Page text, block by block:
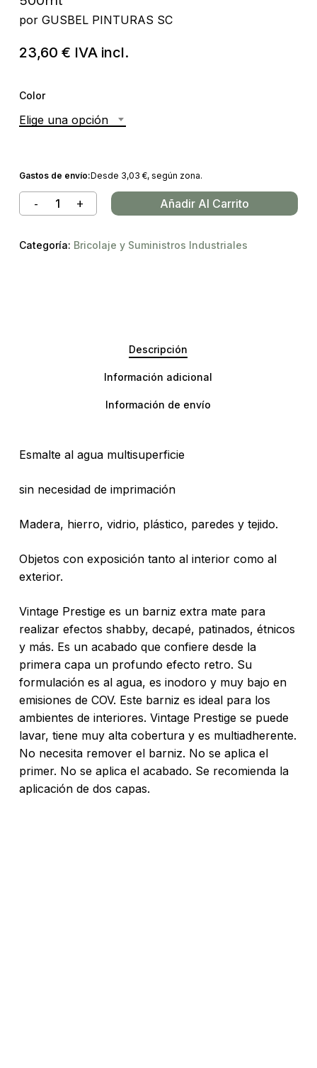
No hay productos en el carrito.
Go To Shop
por GUSBEL PINTURAS SC
23,60 € IVA incl.
Color
Elige una opción
Gastos de envío:Desde 3,03 €, según zona.
Añadir Al Carrito
Categoría: Bricolaje y Suministros Industriales
Descripción
Información adicional
Información de envío
Esmalte al agua multisuperficie
sin necesidad de imprimación
Madera, hierro, vidrio, plástico, paredes y tejido.
Objetos con exposición tanto al interior como al
exterior.
Vintage Prestige es un barniz extra mate para
realizar efectos shabby, decapé, patinados, étnicos
y más. Es un acabado que confiere desde la
primera capa un profundo efecto retro. Su
formulación es al agua, es inodoro y muy bajo en
emisiones de COV. Este barniz es ideal para los
ambientes de interiores. Vintage Prestige se puede
lavar, tiene muy alta cobertura y es multiadherente.
No necesita remover el barniz. No se aplica el
primer. No se aplica el acabado. Se recomienda la
aplicación de dos capas.